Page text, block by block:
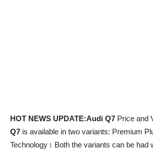
HOT NEWS UPDATE:Audi Q7 Price and
Q7 is available in two variants: Premium
Technology। Both the variants can be had